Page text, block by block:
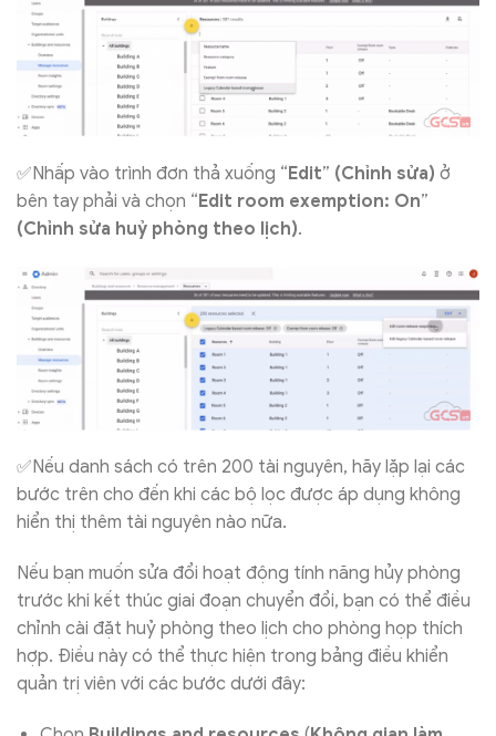
✅Nhấp vào trình đơn thả xuống “Edit” (Chỉnh sửa) ở
bên tay phải và chọn “Edit room exemption: On”
(Chỉnh sửa huỷ phòng theo lịch).
✅Nếu danh sách có trên 200 tài nguyên, hãy lặp lại các
bước trên cho đến khi các bộ lọc được áp dụng không
hiển thị thêm tài nguyên nào nữa.
Nếu bạn muốn sửa đổi hoạt động tính năng hủy phòng
trước khi kết thúc giai đoạn chuyển đổi, bạn có thể điều
chỉnh cài đặt huỷ phòng theo lịch cho phòng họp thích
hợp. Điều này có thể thực hiện trong bảng điều khiển
quản trị viên với các bước dưới đây: